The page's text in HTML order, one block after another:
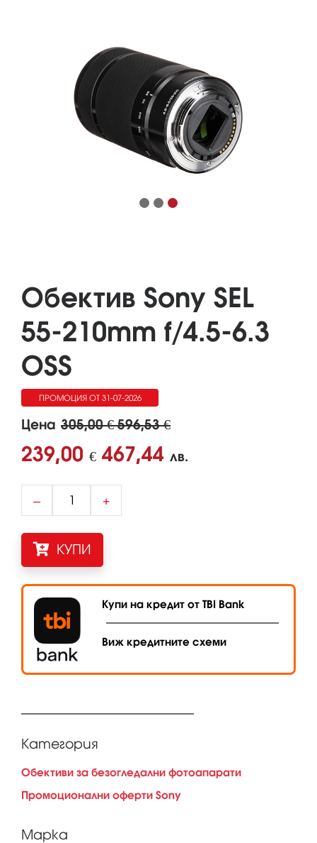
Обектив Sony SEL
55-210mm f/4.5-6.3
OSS
ПРОМОЦИЯ ОТ 31-07-2026
ДО 01-09-2026
Цена 305,00 € 596,53 €
239,00 € 467,44 лв.
– +
КУПИ
Купи на кредит от TBI Bank
Виж кредитните схеми
Категория
Обективи за безогледални фотоапарати
Промоционални оферти Sony
Марка